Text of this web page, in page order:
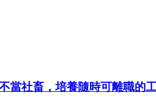
當社畜，培養隨時可離職的